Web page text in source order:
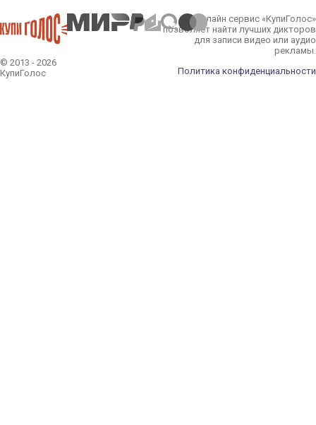
© 2013 - 2026
КупиГолос
Онлайн сервис «КупиГолос»
позволяет найти лучших дикторов
для записи видео или аудио
рекламы.
Политика конфиденциальности